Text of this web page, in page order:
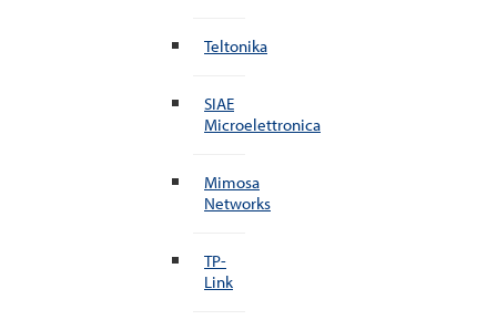
Teltonika
SIAE
Microelettronica
Mimosa
Networks
TP-
Link